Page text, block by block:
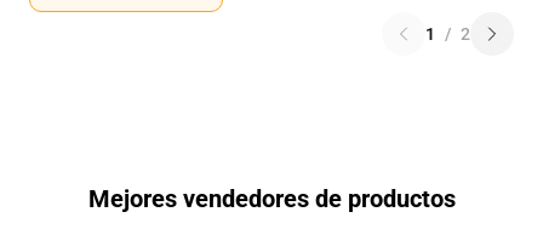
1 / 2
Mejores vendedores de productos